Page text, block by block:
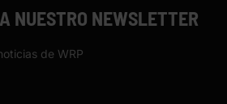
NUESTRO NEWSLETTER
de WRP